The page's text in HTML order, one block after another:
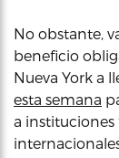
No obstante,
beneficio
Nueva York a
esta semana
a